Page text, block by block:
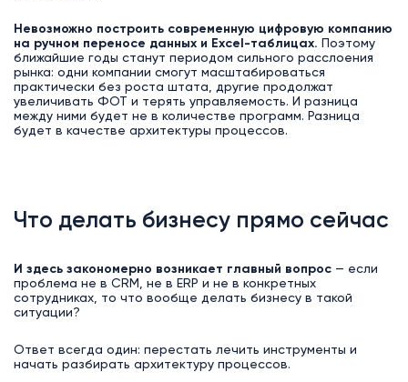
Невозможно построить современную цифровую компанию
на ручном переносе данных и Excel-таблицах. Поэтому
ближайшие годы станут периодом сильного расслоения
рынка: одни компании смогут масштабироваться
практически без роста штата, другие продолжат
увеличивать ФОТ и терять управляемость. И разница
между ними будет не в количестве программ. Разница
будет в качестве архитектуры процессов.
Что делать бизнесу прямо сейчас
И здесь закономерно возникает главный вопрос— если
проблема не в CRM, не в ERP и не в конкретных
сотрудниках, то что вообще делать бизнесу в такой
ситуации?
Ответ всегда один: перестать лечить инструменты и
начать разбирать архитектуру процессов.